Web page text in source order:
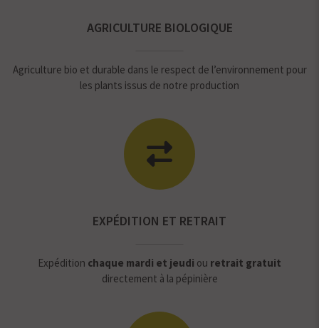
AGRICULTURE BIOLOGIQUE
Agriculture bio et durable dans le respect de l’environnement pour
les plants issus de notre production
EXPÉDITION ET RETRAIT
Expédition chaque mardi et jeudi ou retrait gratuit
directement à la pépinière